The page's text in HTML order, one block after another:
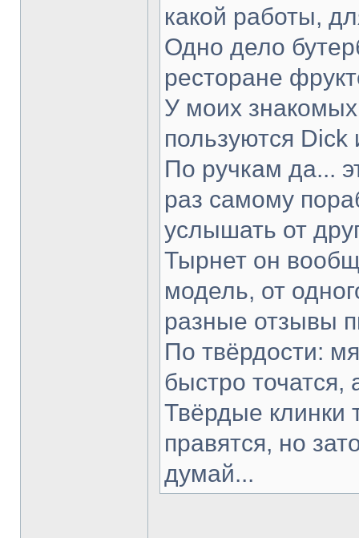
какой работы,
Одно дело
ресторане
У моих
пользуются Dick
По ручкам да...
раз самому
услышать от
Тырнет он
модель, от
разные отзывы
По твёрдости:
быстро точатся,
Твёрдые клинки
правятся, но
думай...